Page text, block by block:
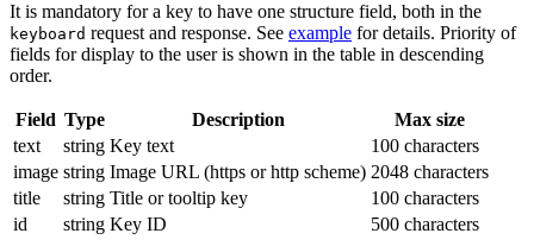
It is mandatory for a key to have one structure field, both in the
keyboard request and response. See example for details. Priority of
fields for display to the user is shown in the table in descending
order.
Field Type Description
Max size
text
string Key text
100 characters
image string Image URL (https or http scheme) 2048 characters
title
string Title or tooltip key
100 characters
id
string Key ID 500 characters